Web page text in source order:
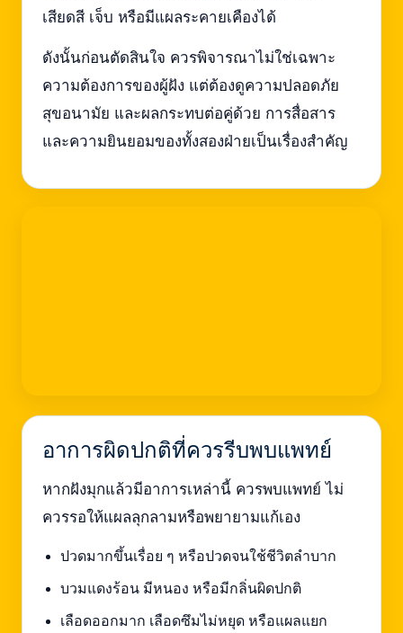
เสียดสี เจ็บ หรือมีแผลระคายเคืองได้
ดังนั้นก่อนตัดสินใจ ควรพิจารณาไม่ใช่เฉพาะ
ความต้องการของผู้ฝัง แต่ต้องดูความปลอดภัย
สุขอนามัย และผลกระทบต่อคู่ด้วย การสื่อสาร
และความยินยอมของทั้งสองฝ่ายเป็นเรื่องสำคัญ
อาการผิดปกติที่ควรรีบพบแพทย์
หากฝังมุกแล้วมีอาการเหล่านี้ ควรพบแพทย์ ไม่
ควรรอให้แผลลุกลามหรือพยายามแก้เอง
ปวดมากขึ้นเรื่อย ๆ หรือปวดจนใช้ชีวิตลำบาก
บวมแดงร้อน มีหนอง หรือมีกลิ่นผิดปกติ
เลือดออกมาก เลือดซึมไม่หยุด หรือแผลแยก